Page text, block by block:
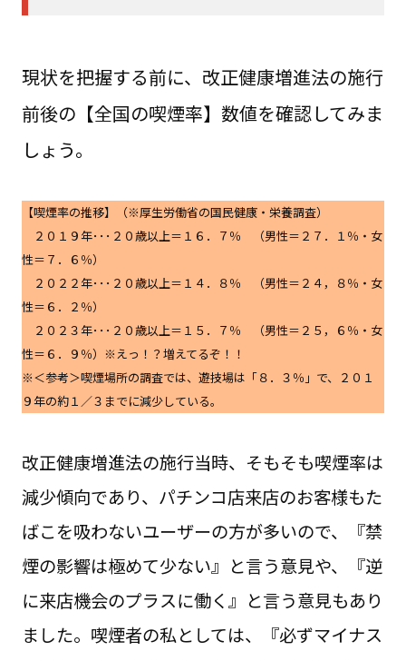
現状を把握する前に、改正健康増進法の施行
前後の【全国の喫煙率】数値を確認してみま
しょう。
【喫煙率の推移】（※厚生労働省の国民健康・栄養調査）
２０１９年･･･２０歳以上＝１６．７％ （男性＝２７．１％・女
性＝７．６％）
２０２２年･･･２０歳以上＝１４．８％ （男性＝２４，８％・女
性＝６．２％）
２０２３年･･･２０歳以上＝１５．７％ （男性＝２５，６％・女
性＝６．９％）※えっ！？増えてるぞ！！
※＜参考＞喫煙場所の調査では、遊技場は「８．３％」で、２０１
９年の約１／３までに減少している。
改正健康増進法の施行当時、そもそも喫煙率は
減少傾向であり、パチンコ店来店のお客様もた
ばこを吸わないユーザーの方が多いので、『禁
煙の影響は極めて少ない』と言う意見や、『逆
に来店機会のプラスに働く』と言う意見もあり
ました。喫煙者の私としては、『必ずマイナス